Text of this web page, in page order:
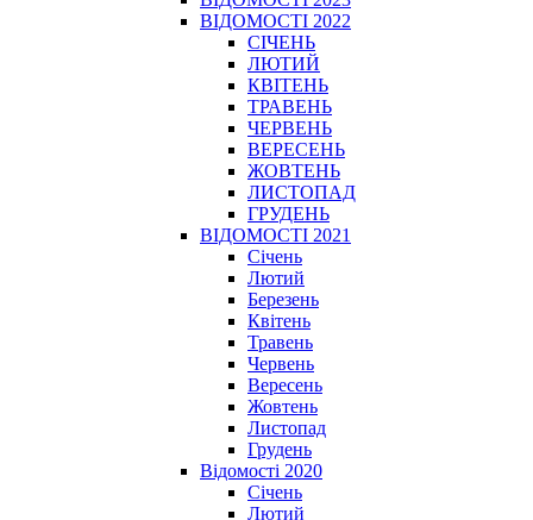
ВІДОМОСТІ 2022
СІЧЕНЬ
ЛЮТИЙ
КВІТЕНЬ
ТРАВЕНЬ
ЧЕРВЕНЬ
ВЕРЕСЕНЬ
ЖОВТЕНЬ
ЛИСТОПАД
ГРУДЕНЬ
ВІДОМОСТІ 2021
Січень
Лютий
Березень
Квітень
Травень
Червень
Вересень
Жовтень
Листопад
Грудень
Відомості 2020
Січень
Лютий